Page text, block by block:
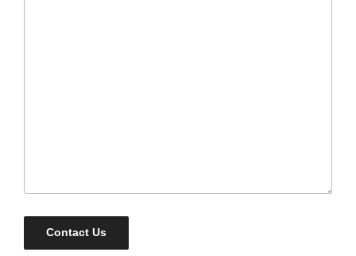
Contact Us